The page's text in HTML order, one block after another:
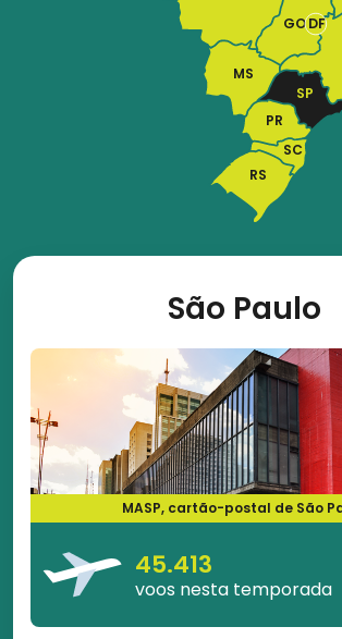
MS
GO
PR
SC
RS
SP
DF
São Paulo
MASP, cartão-postal de São
45.413
voos nesta temporada